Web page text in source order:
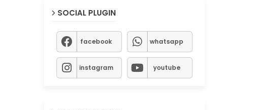
SOCIAL PLUGIN
facebook whatsapp
instagram youtube